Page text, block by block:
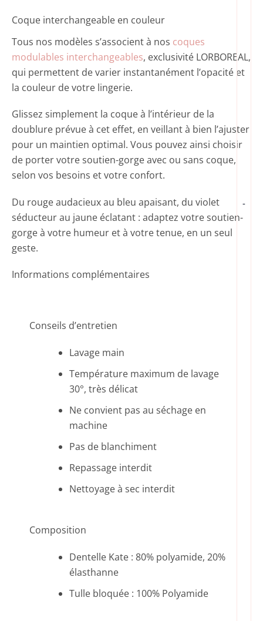
-
Coque interchangeable en couleur
Tous nos modèles s’associent à nos coques
modulables interchangeables, exclusivité LORBOREAL,
qui permettent de varier instantanément l’opacité et
la couleur de votre lingerie.
Glissez simplement la coque à l’intérieur de la
doublure prévue à cet effet, en veillant à bien l’ajuster
pour un maintien optimal. Vous pouvez ainsi choisir
de porter votre soutien-gorge avec ou sans coque,
selon vos besoins et votre confort.
Du rouge audacieux au bleu apaisant, du violet
séducteur au jaune éclatant : adaptez votre soutien-
gorge à votre humeur et à votre tenue, en un seul
geste.
Informations complémentaires
Conseils d’entretien
Lavage main
Température maximum de lavage
30°, très délicat
Ne convient pas au séchage en
machine
Pas de blanchiment
Repassage interdit
Nettoyage à sec interdit
Composition
Dentelle Kate : 80% polyamide, 20%
élasthanne
Tulle bloquée : 100% Polyamide